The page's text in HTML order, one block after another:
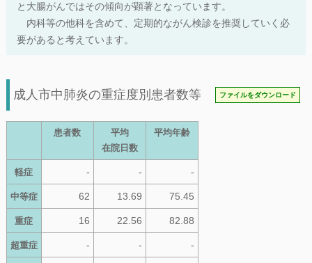
と大腸がんではその傾向が顕著となっています。
内科等の他科を含めて、定期的ながん検診を推奨していく必
要があると考えています。
成人市中肺炎の重症度別患者数等 ファイルをダウンロード
患者数
平均
在院日数
平均年齢
軽症 - - -
中等症 62 13.69 75.45
重症 16 22.56 82.88
超重症 - - -